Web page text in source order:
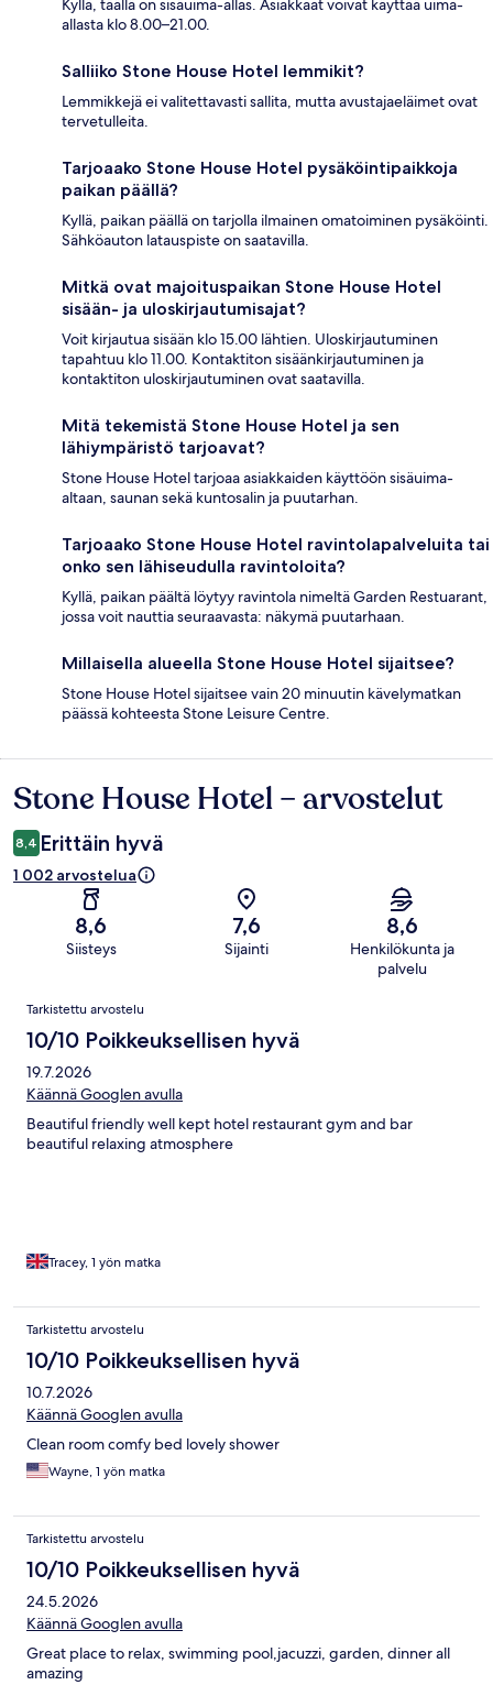
Kyllä, täällä on sisäuima-allas. Asiakkaat voivat käyttää uima-
allasta klo 8.00–21.00.
Salliiko Stone House Hotel lemmikit?
Lemmikkejä ei valitettavasti sallita, mutta avustajaeläimet ovat
tervetulleita.
Tarjoaako Stone House Hotel pysäköintipaikkoja
paikan päällä?
Kyllä, paikan päällä on tarjolla ilmainen omatoiminen pysäköinti.
Sähköauton latauspiste on saatavilla.
Mitkä ovat majoituspaikan Stone House Hotel
sisään- ja uloskirjautumisajat?
Voit kirjautua sisään klo 15.00 lähtien. Uloskirjautuminen
tapahtuu klo 11.00. Kontaktiton sisäänkirjautuminen ja
kontaktiton uloskirjautuminen ovat saatavilla.
Mitä tekemistä Stone House Hotel ja sen
lähiympäristö tarjoavat?
Stone House Hotel tarjoaa asiakkaiden käyttöön sisäuima-
altaan, saunan sekä kuntosalin ja puutarhan.
Tarjoaako Stone House Hotel ravintolapalveluita tai
onko sen lähiseudulla ravintoloita?
Kyllä, paikan päältä löytyy ravintola nimeltä Garden Restuarant,
jossa voit nauttia seuraavasta: näkymä puutarhaan.
Millaisella alueella Stone House Hotel sijaitsee?
Stone House Hotel sijaitsee vain 20 minuutin kävelymatkan
päässä kohteesta Stone Leisure Centre.
Arvostelut
Stone House Hotel – arvostelut
8,4 Erittäin hyvä
1 002 arvostelua
8,6
Siisteys
7,6
Sijainti
8,6
Henkilökunta ja
palvelu
Arvostelut
Tarkistettu arvostelu
10/10 Poikkeuksellisen hyvä
19.7.2026
Käännä Googlen avulla
Beautiful friendly well kept hotel restaurant gym and bar
beautiful relaxing atmosphere
Tracey, 1 yön matka
Tarkistettu arvostelu
10/10 Poikkeuksellisen hyvä
10.7.2026
Käännä Googlen avulla
Clean room comfy bed lovely shower
Wayne, 1 yön matka
Tarkistettu arvostelu
10/10 Poikkeuksellisen hyvä
24.5.2026
Käännä Googlen avulla
Great place to relax, swimming pool,jacuzzi, garden, dinner all
amazing